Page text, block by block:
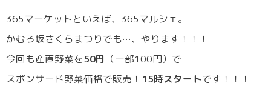
365マーケットといえば、365マルシェ。
かむろ坂さくらまつりでも…、やります！！！
今回も産直野菜を50円 （一部100円）で
スポンサード野菜価格で販売！ 15時スタートです！！！